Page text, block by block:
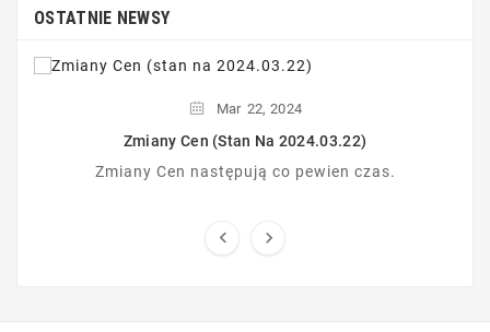
OSTATNIE NEWSY
Mar 22, 2024
Zmiany Cen (stan Na 2024.03.22)
Zmiany Cen następują co pewien czas.
 